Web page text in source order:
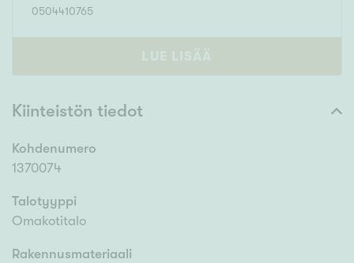
0504410765
LUE LISÄÄ
Kiinteistön tiedot
Kohdenumero
1370074
Talotyyppi
Omakotitalo
Rakennusmateriaali